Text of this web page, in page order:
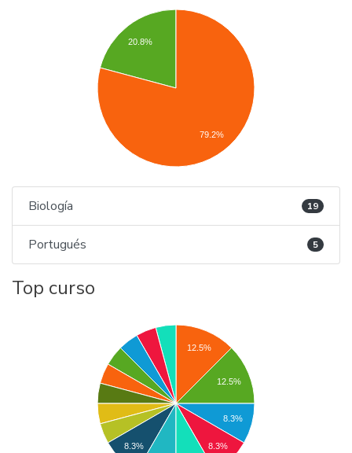
20.8%
79.2%
Biología 19
Portugués 5
Top curso
12.5%
12.5%
8.3%
8.3%
8.3%